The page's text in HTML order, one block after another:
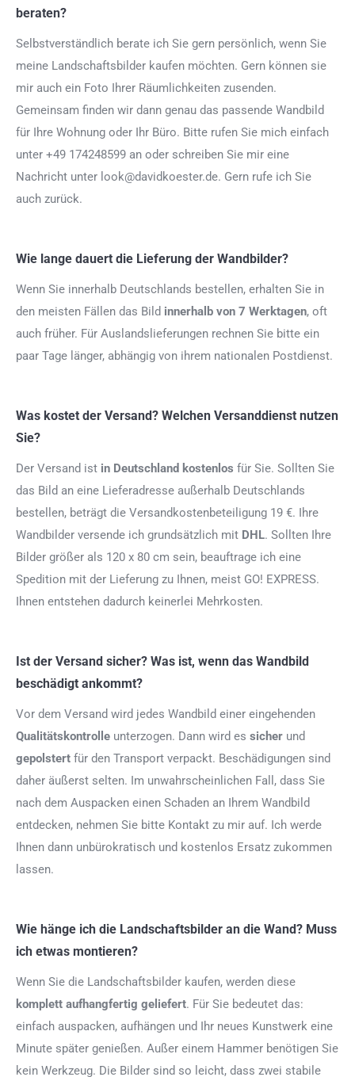
beraten?
Selbstverständlich berate ich Sie gern persönlich, wenn Sie
meine Landschaftsbilder kaufen möchten. Gern können sie
mir auch ein Foto Ihrer Räumlichkeiten zusenden.
Gemeinsam finden wir dann genau das passende Wandbild
für Ihre Wohnung oder Ihr Büro. Bitte rufen Sie mich einfach
unter +49 174248599 an oder schreiben Sie mir eine
Nachricht unter look@davidkoester.de. Gern rufe ich Sie
auch zurück.
Wie lange dauert die Lieferung der Wandbilder?
Wenn Sie innerhalb Deutschlands bestellen, erhalten Sie in
den meisten Fällen das Bild innerhalb von 7 Werktagen, oft
auch früher. Für Auslandslieferungen rechnen Sie bitte ein
paar Tage länger, abhängig von ihrem nationalen Postdienst.
Was kostet der Versand? Welchen Versanddienst nutzen
Sie?
Der Versand ist in Deutschland kostenlos für Sie. Sollten Sie
das Bild an eine Lieferadresse außerhalb Deutschlands
bestellen, beträgt die Versandkostenbeteiligung 19 €. Ihre
Wandbilder versende ich grundsätzlich mit DHL. Sollten Ihre
Bilder größer als 120 x 80 cm sein, beauftrage ich eine
Spedition mit der Lieferung zu Ihnen, meist GO! EXPRESS.
Ihnen entstehen dadurch keinerlei Mehrkosten.
Ist der Versand sicher? Was ist, wenn das Wandbild
beschädigt ankommt?
Vor dem Versand wird jedes Wandbild einer eingehenden
Qualitätskontrolle unterzogen. Dann wird es sicher und
gepolstert für den Transport verpackt. Beschädigungen sind
daher äußerst selten. Im unwahrscheinlichen Fall, dass Sie
nach dem Auspacken einen Schaden an Ihrem Wandbild
entdecken, nehmen Sie bitte Kontakt zu mir auf. Ich werde
Ihnen dann unbürokratisch und kostenlos Ersatz zukommen
lassen.
Wie hänge ich die Landschaftsbilder an die Wand? Muss
ich etwas montieren?
Wenn Sie die Landschaftsbilder kaufen, werden diese
komplett aufhangfertig geliefert. Für Sie bedeutet das:
einfach auspacken, aufhängen und Ihr neues Kunstwerk eine
Minute später genießen. Außer einem Hammer benötigen Sie
kein Werkzeug. Die Bilder sind so leicht, dass zwei stabile